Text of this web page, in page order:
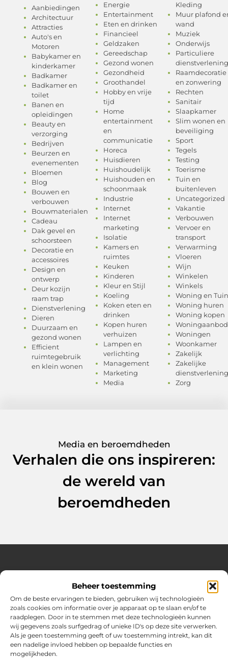
Beheer toestemming
Om de beste ervaringen te bieden, gebruiken wij technologieën
zoals cookies om informatie over je apparaat op te slaan en/of te
raadplegen. Door in te stemmen met deze technologieën kunnen
wij gegevens zoals surfgedrag of unieke ID's op deze site verwerken.
Als je geen toestemming geeft of uw toestemming intrekt, kan dit
een nadelige invloed hebben op bepaalde functies en
mogelijkheden.
Aanbiedingen
Architectuur
Attracties
Auto's en
Motoren
Babykamer en
kinderkamer
Badkamer
Badkamer en
toilet
Banen en
opleidingen
Beauty en
verzorging
Bedrijven
Beurzen en
evenementen
Bloemen
Blog
Bouwen en
verbouwen
Bouwmaterialen
Cadeau
Dak gevel en
schoorsteen
Decoratie en
accessoires
Design en
ontwerp
Deur kozijn
raam trap
Dienstverlening
Dieren
Duurzaam en
gezond wonen
Efficient
ruimtegebruik
en klein wonen
Energie
Entertainment
Eten en drinken
Financieel
Geldzaken
Gereedschap
Gezond wonen
Gezondheid
Groothandel
Hobby en vrije
tijd
Home
entertainment
en
communicatie
Horeca
Huisdieren
Huishoudelijk
Huishouden en
schoonmaak
Industrie
Internet
Internet
marketing
Isolatie
Kamers en
ruimtes
Keuken
Kinderen
Kleur en Stijl
Koeling
Koken eten en
drinken
Kopen huren
verhuizen
Lampen en
verlichting
Management
Marketing
Media
Kleding
Muur plafond
wand
Muziek
Onderwijs
Particuliere
dienstverlening
Raamdecoratie
en zonwering
Rechten
Sanitair
Slaapkamer
Slim wonen en
beveiliging
Sport
Tegels
Testing
Toerisme
Tuin en
buitenleven
Uncategorized
Vakantie
Verbouwen
Vervoer en
transport
Verwarming
Vloeren
Wijn
Winkelen
Winkels
Woning en Tuin
Woning huren
Woning kopen
Woningaanbod
Woningen
Woonkamer
Zakelijk
Zakelijke
dienstverlening
Zorg
Media en beroemdheden
Verhalen die ons inspireren:
de wereld van
beroemdheden
Over Huizenplan
Jouw gids voor wooninspiratie en praktische tips
Ontdek een uitgebreide verzameling blogs en artikelen
boordevol handige adviezen en verrassende inzichten om
jouw woondromen te realiseren. Van interieurideeën tot
slimme bespaartips – haal het beste uit jouw huis en
leefomgeving!